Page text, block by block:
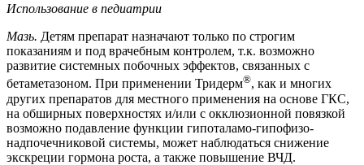
Использование в педиатрии
Мазь. Детям препарат назначают только по строгим
показаниям и под врачебным контролем, т.к. возможно
развитие системных побочных эффектов, связанных с
бетаметазоном. При применении Тридерм®, как и многих
других препаратов для местного применения на основе ГКС,
на обширных поверхностях и/или с окклюзионной повязкой
возможно подавление функции гипоталамо-гипофизо-
надпочечниковой системы, может наблюдаться снижение
экскреции гормона роста, а также повышение ВЧД.